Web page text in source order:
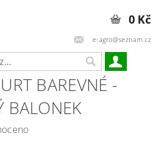
e-agro@seznam.cz
0 Kč
BAREVNÉ -
BALONEK